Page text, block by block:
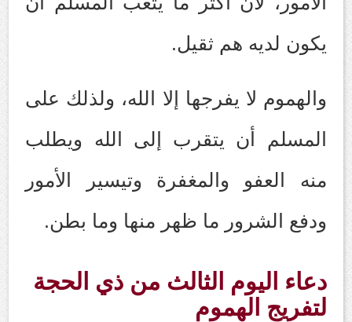
يكون لديه هم ثقيل.
والهموم لا يفرجها إلا الله، ولذلك على
المسلم أن يتقرب إلى الله ويطلب
منه العفو والمغفرة وتيسير الأمور
ودفع الشرور ما ظهر منها وما بطن.
دعاء اليوم الثالث من ذي الحجة
لتفريج الهموم